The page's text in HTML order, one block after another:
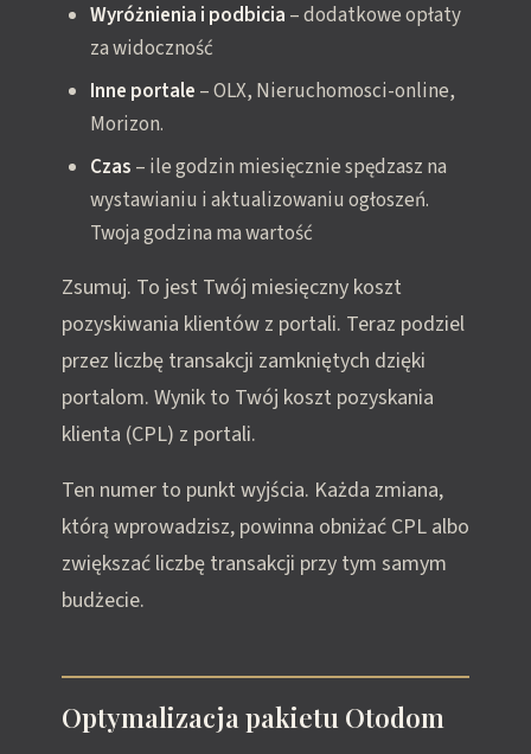
Wyróżnienia i podbicia – dodatkowe opłaty
za widoczność
Inne portale – OLX, Nieruchomosci-online,
Morizon.
Czas – ile godzin miesięcznie spędzasz na
wystawianiu i aktualizowaniu ogłoszeń.
Twoja godzina ma wartość
Zsumuj. To jest Twój miesięczny koszt
pozyskiwania klientów z portali. Teraz podziel
przez liczbę transakcji zamkniętych dzięki
portalom. Wynik to Twój koszt pozyskania
klienta (CPL) z portali.
Ten numer to punkt wyjścia. Każda zmiana,
którą wprowadzisz, powinna obniżać CPL albo
zwiększać liczbę transakcji przy tym samym
budżecie.
Optymalizacja pakietu Otodom